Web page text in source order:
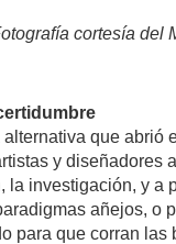
cortesía del
alternativa que abrió
y diseñadores
la investigación, y a
añejos, o
para que corran las